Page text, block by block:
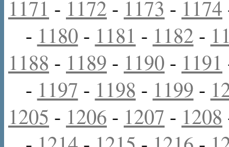
1171 - 1172 - 1173 - 1174
- 1180 - 1181 - 1182 -
1188 - 1189 - 1190 - 1191
- 1197 - 1198 - 1199 -
1205 - 1206 - 1207 - 1208